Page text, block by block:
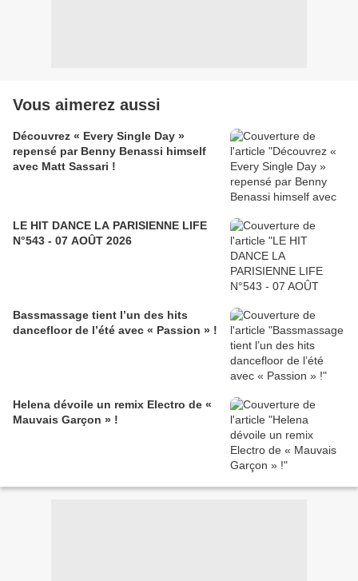
Vous aimerez aussi
Découvrez « Every Single Day »
repensé par Benny Benassi himself
avec Matt Sassari !
LE HIT DANCE LA PARISIENNE LIFE
N°543 - 07 AOÛT 2026
Bassmassage tient l’un des hits
dancefloor de l’été avec « Passion » !
Helena dévoile un remix Electro de «
Mauvais Garçon » !